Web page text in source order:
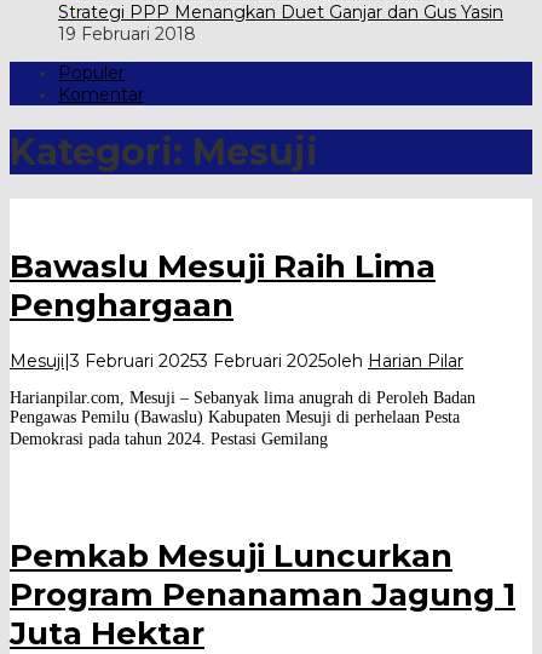
Strategi PPP Menangkan Duet Ganjar dan Gus Yasin
19 Februari 2018
Populer
Komentar
Kategori: Mesuji
Bawaslu Mesuji Raih Lima
Penghargaan
Mesuji |3 Februari 20253 Februari 2025oleh Harian Pilar
Harianpilar.com, Mesuji – Sebanyak lima anugrah di Peroleh Badan
Pengawas Pemilu (Bawaslu) Kabupaten Mesuji di perhelaan Pesta
Demokrasi pada tahun 2024. Pestasi Gemilang
Pemkab Mesuji Luncurkan
Program Penanaman Jagung 1
Juta Hektar